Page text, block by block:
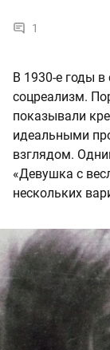
1
В 1930-е годы в
соцреализм.
показывали
идеальными
взглядом.
«Девушка с
нескольких